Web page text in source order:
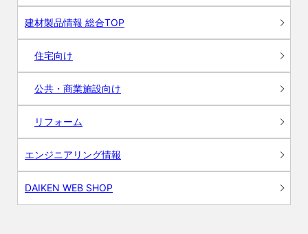
建材製品情報 総合TOP
住宅向け
公共・商業施設向け
リフォーム
エンジニアリング情報
DAIKEN WEB SHOP